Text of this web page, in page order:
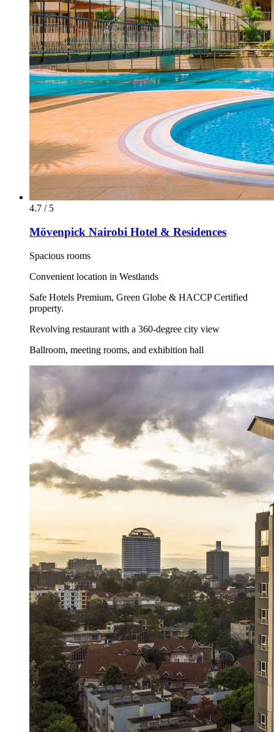
4.7 / 5
Mövenpick Nairobi Hotel & Residences
Spacious rooms
Convenient location in Westlands
Safe Hotels Premium, Green Globe & HACCP Certified
property.
Revolving restaurant with a 360-degree city view
Ballroom, meeting rooms, and exhibition hall